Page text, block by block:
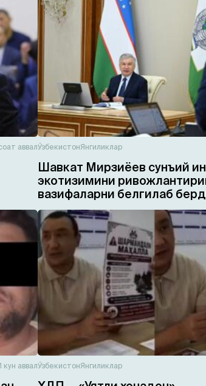
аввалЎзбекистонЯнгиликлар
Шавкат Мирзиёев сунъий
экотизимини
вазифаларни белгилаб
1 кун аввалЎзбекистонЯнгиликлар